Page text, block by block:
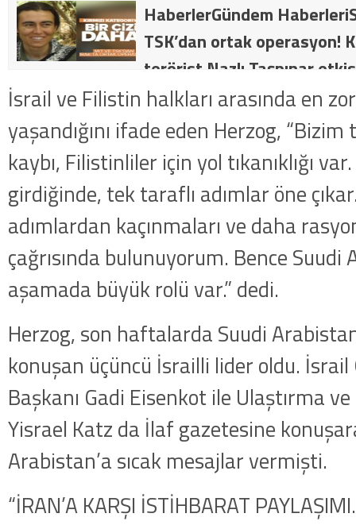
HaberlerGündem
TSK’dan ortak operasyon!
terörist Nazlı Taşpınar
dakika: MİT ve TSK’dan
kategorideki terörist Nazlı
getirildi .
İsrail ve Filistin halkları arasında en
yaşandığını ifade eden Herzog,
kaybı, Filistinliler için yol tıkanıklığı
girdiğinde, tek taraflı adımlar öne
adımlardan kaçınmaları ve daha
çağrısında bulunuyorum. Bence Suudi
aşamada büyük rolü var.” dedi.
Herzog, son haftalarda Suudi
konuşan üçüncü İsrailli lider oldu.
Başkanı Gadi Eisenkot ile Ulaştırma
Yisrael Katz da İlaf gazetesine
Arabistan’a sıcak mesajlar vermişti.
“İRAN’A KARŞI İSTİHBARAT